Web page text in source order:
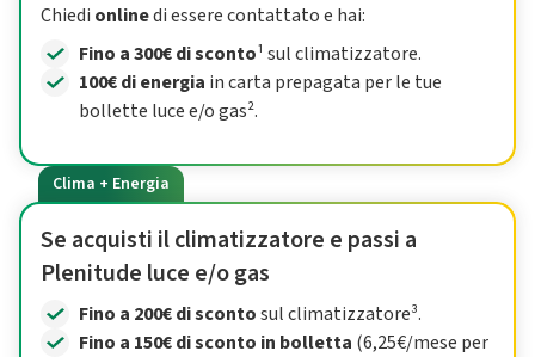
Chiedi onlinedi essere contattato e hai:
Fino a 300€ di sconto¹ sul climatizzatore.
100€ di energia in carta prepagata per le tue
bollette luce e/o gas².
Clima + Energia
Se acquisti il climatizzatore e passi a
Plenitude luce e/o gas
Fino a 200€ di scontosul climatizzatore³.
Fino a 150€ di sconto in bolletta (6,25€/mese per